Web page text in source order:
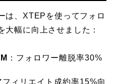
は、XTEPを使ってフォロ
大幅に向上させました：
：フォロワー離脱率30%
フィリエイト成約率15%向